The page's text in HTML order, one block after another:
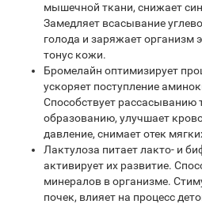
мышечной ткани, снижает
Замедляет всасывание
голода и заряжает организм
тонус кожи.
Бромелайн оптимизирует
ускоряет поступление
Способствует рассасыванию
образованию, улучшает
давление, снимает отек
Лактулоза питает лакто- и
активирует их развитие.
минералов в организме.
почек, влияет на процесс